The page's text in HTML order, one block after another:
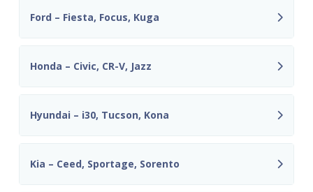
Ford – Fiesta, Focus, Kuga
Honda – Civic, CR-V, Jazz
Hyundai – i30, Tucson, Kona
Kia – Ceed, Sportage, Sorento